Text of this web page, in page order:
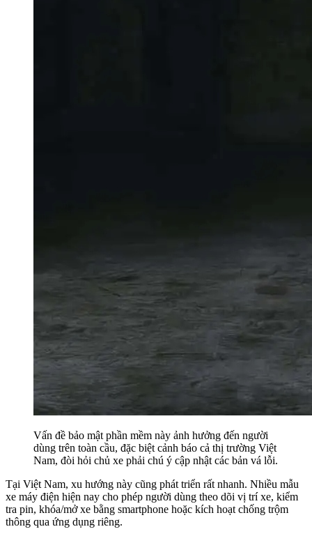
Vấn đề bảo mật phần mềm này ảnh hưởng đến người
dùng trên toàn cầu, đặc biệt cảnh báo cả thị trường Việt
Nam, đòi hỏi chủ xe phải chú ý cập nhật các bản vá lỗi.
Tại Việt Nam, xu hướng này cũng phát triển rất nhanh. Nhiều mẫu
xe máy điện hiện nay cho phép người dùng theo dõi vị trí xe, kiểm
tra pin, khóa/mở xe bằng smartphone hoặc kích hoạt chống trộm
thông qua ứng dụng riêng.